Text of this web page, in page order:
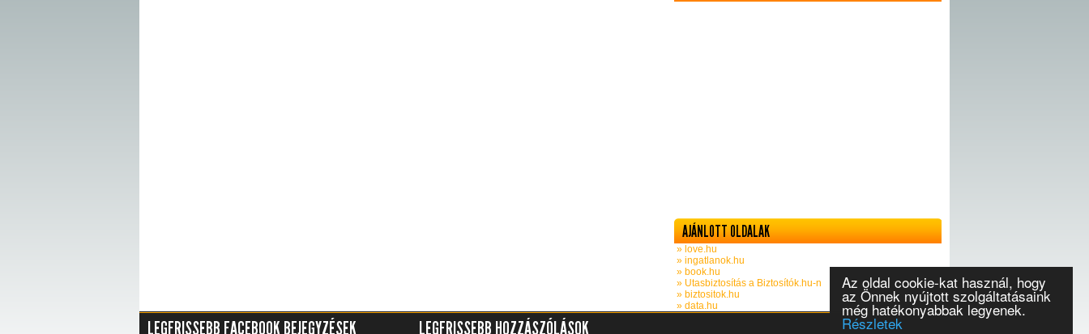
Az oldal cookie-kat használ, hogy
az Önnek nyújtott szolgáltatásaink
még hatékonyabbak legyenek.
Részletek
AJÁNLOTT OLDALAK
» love.hu
» ingatlanok.hu
» book.hu
» Utasbiztosítás a Biztosítók.hu-n
» biztositok.hu
» data.hu
LEGFRISSEBB FACEBOOK BEJEGYZÉSEK LEGFRISSEBB HOZZÁSZÓLÁSOK